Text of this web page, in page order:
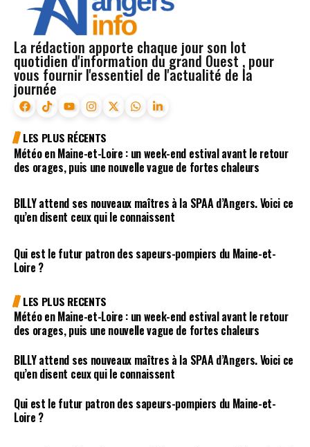
La rédaction apporte chaque jour son lot
quotidien d'information du grand Ouest , pour
vous fournir l'essentiel de l'actualité de la
journée
LES PLUS RÉCENTS
Météo en Maine-et-Loire : un week-end estival avant le retour
des orages, puis une nouvelle vague de fortes chaleurs
BILLY attend ses nouveaux maîtres à la SPAA d’Angers. Voici ce
qu’en disent ceux qui le connaissent
Qui est le futur patron des sapeurs-pompiers du Maine-et-
Loire ?
LES PLUS RECENTS
Météo en Maine-et-Loire : un week-end estival avant le retour
des orages, puis une nouvelle vague de fortes chaleurs
BILLY attend ses nouveaux maîtres à la SPAA d’Angers. Voici ce
qu’en disent ceux qui le connaissent
Qui est le futur patron des sapeurs-pompiers du Maine-et-
Loire ?